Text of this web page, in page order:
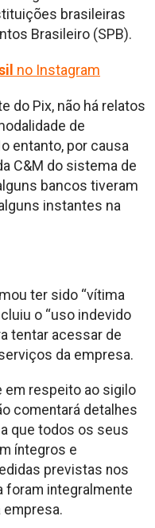
brasileiras
Brasileiro (SPB).
no Instagram
do Pix, não há relatos
de
entanto, por causa
C&M do sistema de
bancos tiveram
instantes na
ter sido “vítima
o “uso indevido
tentar acessar de
da empresa.
em respeito ao sigilo
comentará detalhes
que todos os seus
íntegros e
previstas nos
foram integralmente
empresa.